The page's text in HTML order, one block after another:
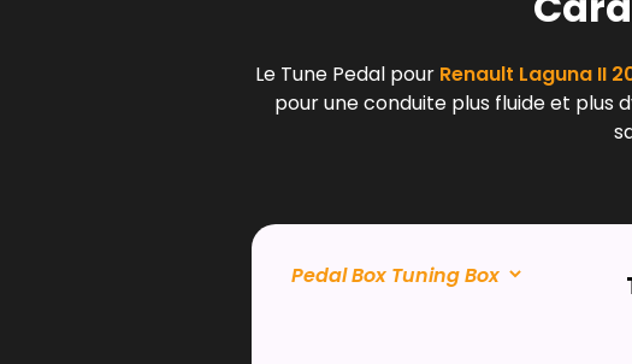
Le Tune Pedal pour Renault Laguna II
pour une conduite plus fluide et plus